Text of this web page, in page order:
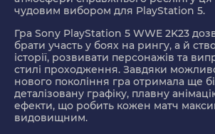
чудовим вибором для PlayStation 5.
Гра Sony PlayStation 5 WWE 2K23
брати участь у боях на рингу, а й
історії, розвивати персонажів та
стилі проходження. Завдяки
нового покоління гра отримала ще
деталізовану графіку, плавну
ефекти, що робить кожен матч
видовищним.